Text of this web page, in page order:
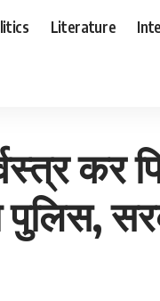
Literature
दावा, आरोपी को पुलिस, सरकार का
कर
पुलिस,